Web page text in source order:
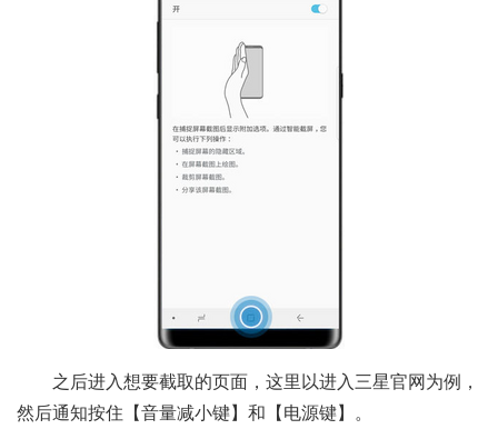
之后进入想要截取的页面，这里以进入三星官网为例，
然后通知按住【音量减小键】和【电源键】。